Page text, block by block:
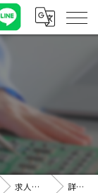
求人一覧 詳細